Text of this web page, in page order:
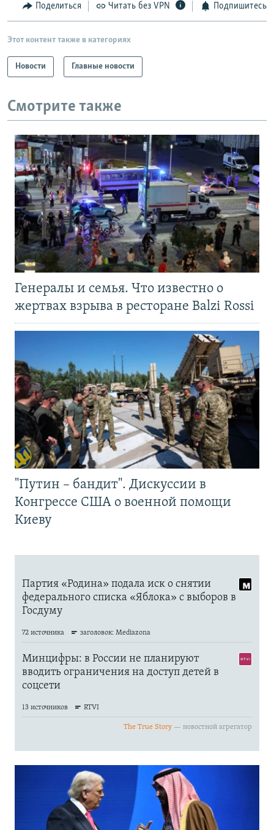
Поделиться Читать без VPN Подпишитесь
Этот контент также в категориях
Новости Главные новости
Смотрите также
Генералы и семья. Что известно о
жертвах взрыва в ресторане Balzi Rossi
"Путин – бандит". Дискуссии в
Конгрессе США о военной помощи
Киеву